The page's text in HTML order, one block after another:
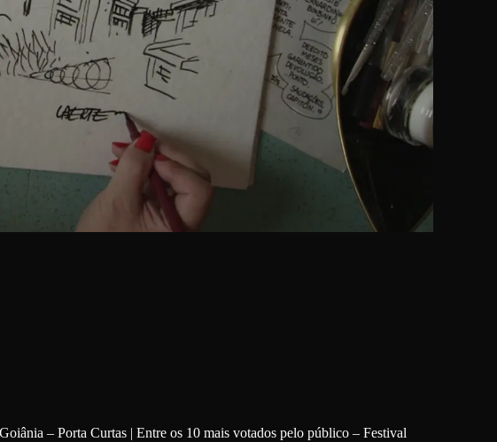
– Porta Curtas | Entre os 10 mais votados pelo público – Festival